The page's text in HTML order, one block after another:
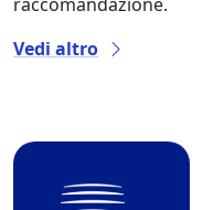
Vedi altro